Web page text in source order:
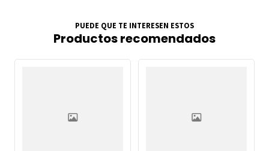
PUEDE QUE TE INTERESEN ESTOS
Productos recomendados